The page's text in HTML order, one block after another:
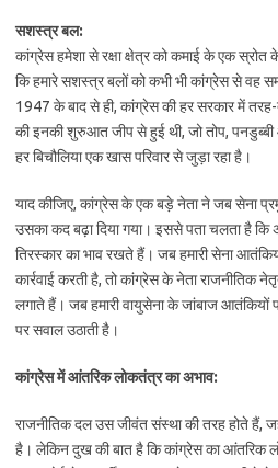
सशस्त्र बल:
कांग्रेस हमेशा से रक्षा क्षेत्र को कमाई के एक
कि हमारे सशस्त्र बलों को कभी भी कांग्रेस से वह
1947 के बाद से ही, कांग्रेस की हर सरकार में तरह-
की इनकी शुरुआत जीप से हुई थी, जो तोप,
हर बिचौलिया एक खास परिवार से जुड़ा रहा है।
याद कीजिए, कांग्रेस के एक बड़े नेता ने जब सेना
उसका कद बढ़ा दिया गया। इससे पता चलता है कि
तिरस्कार का भाव रखते हैं। जब हमारी सेना
कार्रवाई करती है, तो कांग्रेस के नेता राजनीतिक
लगाते हैं। जब हमारी वायुसेना के जांबाज आतंकियों
पर सवाल उठाती है।
कांग्रेस में आंतरिक लोकतंत्र का अभाव:
राजनीतिक दल उस जीवंत संस्था की तरह होते हैं,
है। लेकिन दुख की बात है कि कांग्रेस का आंतरिक